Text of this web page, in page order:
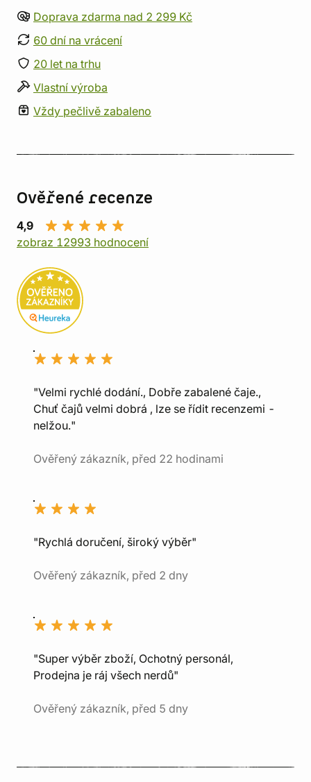
Doprava zdarma nad 2 299 Kč
60 dní na vrácení
20 let na trhu
Vlastní výroba
Vždy pečlivě zabaleno
Ověřené recenze
4,9
zobraz 12993 hodnocení
"Velmi rychlé dodání., Dobře zabalené čaje.,
Chuť čajů velmi dobrá , lze se řídit recenzemi -
nelžou."
Ověřený zákazník, před 22 hodinami
"Rychlá doručení, široký výběr"
Ověřený zákazník, před 2 dny
"Super výběr zboží, Ochotný personál,
Prodejna je ráj všech nerdů"
Ověřený zákazník, před 5 dny